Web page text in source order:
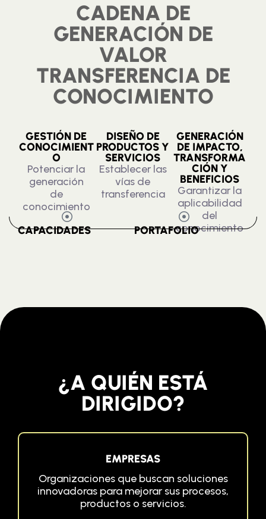
CADENA DE
GENERACIÓN DE
VALOR
TRANSFERENCIA DE
CONOCIMIENTO
GESTIÓN DE
CONOCIMIENT
O
Potenciar la
generación
de
conocimiento
DISEÑO DE
PRODUCTOS Y
SERVICIOS
Establecer las
vías de
transferencia
GENERACIÓN
DE IMPACTO,
TRANSFORMA
CIÓN Y
BENEFICIOS
Garantizar la
aplicabilidad
del
conocimiento
CAPACIDADES PORTAFOLIO
¿A QUIÉN ESTÁ
DIRIGIDO?
EMPRESAS
Organizaciones que buscan soluciones
innovadoras para mejorar sus procesos,
productos o servicios.